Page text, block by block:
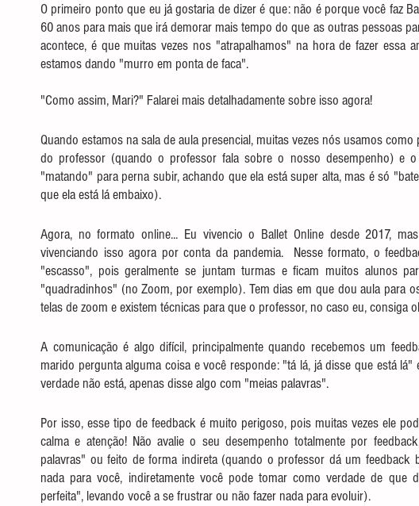
O primeiro ponto que eu já gostaria de dizer é que: não é porque você faz
60 anos para mais que irá demorar mais tempo do que as outras pessoas
acontece, é que muitas vezes nos "atrapalhamos" na hora de fazer essa
estamos dando "murro em ponta de faca".
"Como assim, Mari?" Falarei mais detalhadamente sobre isso agora!
Quando estamos na sala de aula presencial, muitas vezes nós usamos
do professor (quando o professor fala sobre o nosso desempenho) e
"matando" para perna subir, achando que ela está super alta, mas é só
que ela está lá embaixo).
Agora, no formato online... Eu vivencio o Ballet Online desde 2017,
vivenciando isso agora por conta da pandemia.  Nesse formato, o
"escasso", pois geralmente se juntam turmas e ficam muitos alunos
"quadradinhos" (no Zoom, por exemplo). Tem dias em que dou aula para
telas de zoom e existem técnicas para que o professor, no caso eu, consiga
A comunicação é algo difícil, principalmente quando recebemos um
marido pergunta alguma coisa e você responde: "tá lá, já disse que está
verdade não está, apenas disse algo com "meias palavras".
Por isso, esse tipo de feedback é muito perigoso, pois muitas vezes ele
calma e atenção! Não avalie o seu desempenho totalmente por
palavras" ou feito de forma indireta (quando o professor dá um feedback
nada para você, indiretamente você pode tomar como verdade de
perfeita", levando você a se frustrar ou não fazer nada para evoluir).